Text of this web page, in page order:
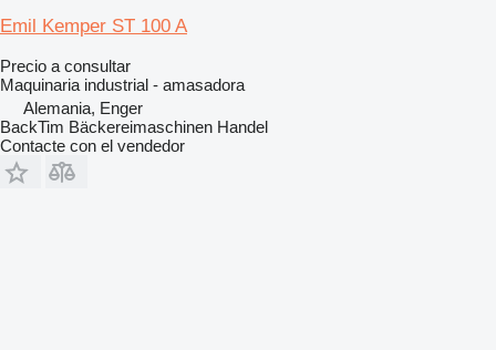
Emil Kemper ST 100 A
Precio a consultar
Maquinaria industrial - amasadora
Alemania, Enger
BackTim Bäckereimaschinen Handel
Contacte con el vendedor